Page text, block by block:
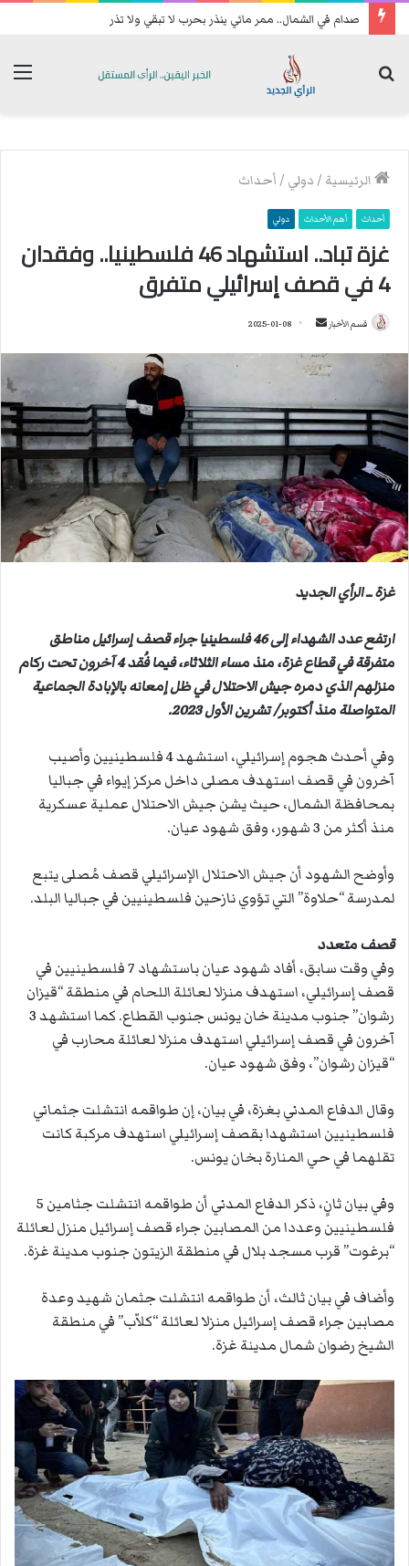
صدام في الشمال.. ممر مائي ينذر بحرب لا تبقي ولا تذر
الرئيسية /دولي /أحداث
أحداث أهم الأحداث دولي
غزة تباد.. استشهاد 46 فلسطينيا.. وفقدان
4 في قصف إسرائيلي متفرق
قسم الأخبار
س
ب
ر
ي
د
ا
إ
ل
ك
ت
2025-01-08
غزة ــ الرأي الجديد
ارتفع عدد الشهداء إلى 46 فلسطينيا جراء قصف إسرائيل مناطق
متفرقة في قطاع غزة، منذ مساء الثلاثاء، فيما فُقد 4 آخرون تحت ركام
منزلهم الذي دمره جيش الاحتلال في ظل إمعانه بالإبادة الجماعية
المتواصلة منذ أكتوبر/ تشرين الأول 2023.
وفي أحدث هجوم إسرائيلي، استشهد 4 فلسطينيين وأصيب
آخرون في قصف استهدف مصلى داخل مركز إيواء في جباليا
بمحافظة الشمال، حيث يشن جيش الاحتلال عملية عسكرية
منذ أكثر من 3 شهور، وفق شهود عيان.
وأوضح الشهود أن جيش الاحتلال الإسرائيلي قصف مُصلى يتبع
لمدرسة “حلاوة” التي تؤوي نازحين فلسطينيين في جباليا البلد.
قصف متعدد
وفي وقت سابق، أفاد شهود عيان باستشهاد 7 فلسطينيين في
قصف إسرائيلي، استهدف منزلا لعائلة اللحام في منطقة “قيزان
رشوان” جنوب مدينة خان يونس جنوب القطاع. كما استشهد 3
آخرون في قصف إسرائيلي استهدف منزلا لعائلة محارب في
“قيزان رشوان”، وفق شهود عيان.
وقال الدفاع المدني بغزة، في بيان، إن طواقمه انتشلت جثماني
فلسطينيين استشهدا بقصف إسرائيلي استهدف مركبة كانت
تقلهما في حي المنارة بخان يونس.
وفي بيان ثانٍ، ذكر الدفاع المدني أن طواقمه انتشلت جثامين 5
فلسطينيين وعددا من المصابين جراء قصف إسرائيل منزل لعائلة
“برغوت” قرب مسجد بلال في منطقة الزيتون جنوب مدينة غزة.
وأضاف في بيان ثالث، أن طواقمه انتشلت جثمان شهيد وعدة
مصابين جراء قصف إسرائيل منزلا لعائلة “كلاّب” في منطقة
الشيخ رضوان شمال مدينة غزة.